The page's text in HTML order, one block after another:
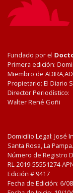
Fundado por el
Primera edición:
Miembro de
Propietario: El Diario
Director Periodístico:
Walter René Goñi
Domicilio Legal: José
Santa Rosa, La Pampa.
Número de Registro
RL-2019-55551274-
Edición # 9417
Fecha de Edición: 6/